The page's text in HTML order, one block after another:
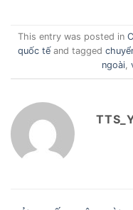
This entry was posted in
quốc tếand tagged
ngoài,